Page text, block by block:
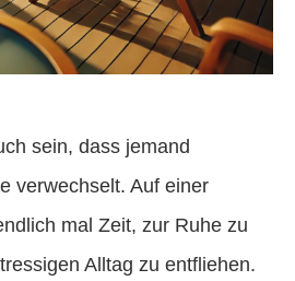
sein, dass jemand
verwechselt. Auf einer
mal Zeit, zur Ruhe zu
Alltag zu entfliehen.